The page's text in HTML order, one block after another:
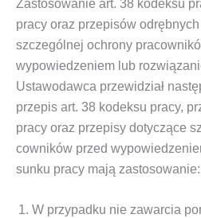
Zastosowanie art. 38 kodeksu
pracy oraz przepisów
szczególnej ochrony
wypowiedzeniem lub
Usta­wo­daw­ca prze­wi­dział
prze­pis art. 38 kodek­su pra­cy,
pra­cy oraz prze­pi­sy doty­czą­ce
cow­ni­ków przed
sun­ku pra­cy mają zastosowanie:
W przy­pad­ku nie zawar­cia